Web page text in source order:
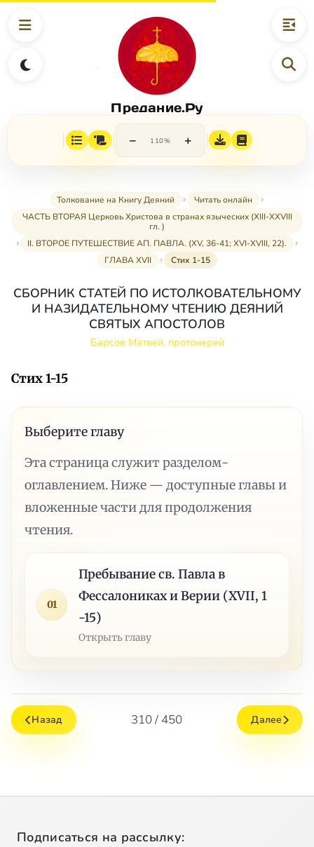
Предание.Ру
− 110% +
Толкование на Книгу Деяний
Читать онлайн
ЧАСТЬ ВТОРАЯ Церковь Христова в странах языческих (XIII-XXVIII
гл. )
II. ВТОРОЕ ПУТЕШЕСТВИЕ АП. ПАВЛА. (XV, 36-41; XVI-XVIII, 22).
ГЛАВА XVII
Стих 1-15
СБОРНИК СТАТЕЙ ПО ИСТОЛКОВАТЕЛЬНОМУ
И НАЗИДАТЕЛЬНОМУ ЧТЕНИЮ ДЕЯНИЙ
СВЯТЫХ АПОСТОЛОВ
Барсов Матвей, протоиерей
Стих 1-15
Выберите главу
Эта страница служит разделом-
оглавлением. Ниже — доступные главы и
вложенные части для продолжения
чтения.
01
Пребывание св. Павла в
Фессалониках и Верии (XVII, 1
-15)
Открыть главу
Назад 310 / 450 Далее
Подписаться на рассылку: